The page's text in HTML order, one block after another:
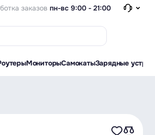
заказов пн-вс 9:00 - 21:00
МониторыСамокатыЗарядные